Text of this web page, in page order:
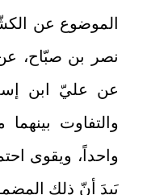
الموضوع عن
نصر بن صبّاح،
عن عليّ ابن
والتفاوت
واحداً، ويقوى
بَيدَ أنّ ذلك